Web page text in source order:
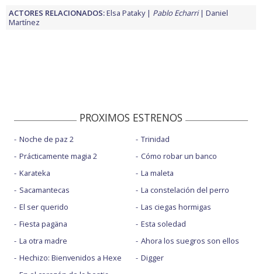
ACTORES RELACIONADOS:Elsa Pataky Pablo Echarri
Daniel
Martínez
PROXIMOS ESTRENOS
Noche de paz 2
Prácticamente magia 2
Karateka
Sacamantecas
El ser querido
Fiesta pagäna
La otra madre
Hechizo: Bienvenidos a Hexe
Trinidad
Cómo robar un banco
La maleta
La constelación del perro
Las ciegas hormigas
Esta soledad
Ahora los suegros son ellos
Digger